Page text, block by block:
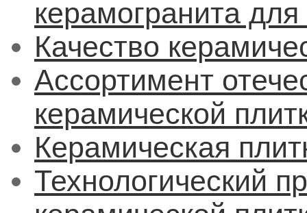
керамогранита
Качество
Ассортимент
керамической
Керамическая
Технологический